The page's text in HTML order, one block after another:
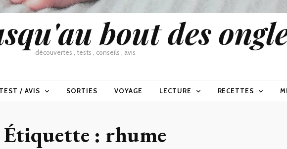
bout des
découvertes , tests , conseils , avis
TEST / AVIS SORTIES VOYAGE LECTURE RECETTES
Étiquette : rhume